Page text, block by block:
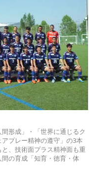
形成」・「世界に通じるク
プレー精神の遵守」の3本
、技術面プラス精神面も重
の育成「知育・徳育・体